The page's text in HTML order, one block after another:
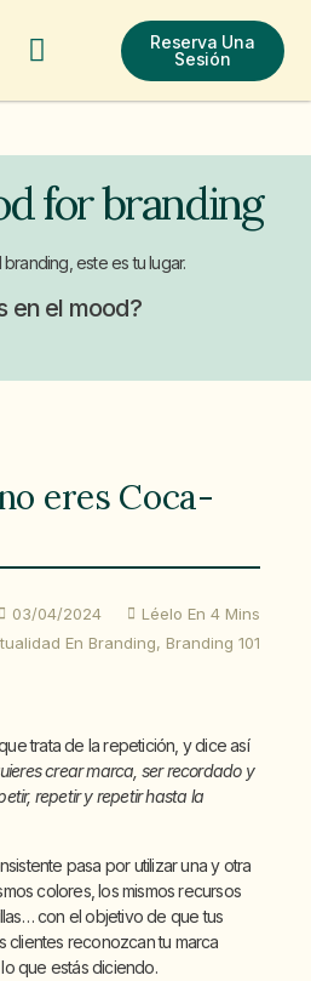
Reserva Una
Sesión
for branding
este es tu lugar.
en el mood?
eres Coca-
03/04/2024
Léelo En 4 Mins
En Branding, Branding 101
trata de la repetición, y dice así
crear marca, ser recordado y
repetir y repetir hasta la
pasa por utilizar una y otra
colores, los mismos recursos
con el objetivo de que tus
clientes reconozcan tu marca
que estás diciendo.